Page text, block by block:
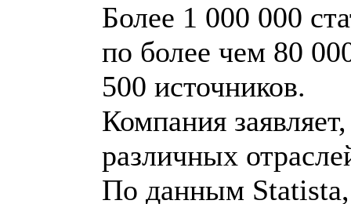
Более 1 000 000
по более чем 80
500 источников.
Компания
различных
По данным